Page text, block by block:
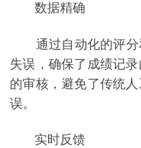
数据精确
通过自动化的评分
失误，确保了成绩记
的审核，避免了传统
误。
实时反馈